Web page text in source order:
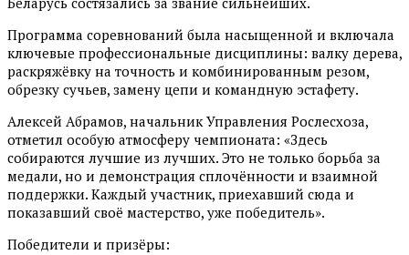
Программа соревнований была насыщенной и включала
ключевые профессиональные дисциплины: валку дерева,
раскряжёвку на точность и комбинированным резом,
обрезку сучьев, замену цепи и командную эстафету.
Алексей Абрамов, начальник Управления Рослесхоза,
отметил особую атмосферу чемпионата: «Здесь
собираются лучшие из лучших. Это не только борьба за
медали, но и демонстрация сплочённости и взаимной
поддержки. Каждый участник, приехавший сюда и
показавший своё мастерство, уже победитель».
Победители и призёры: